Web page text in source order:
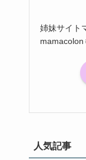
姉妹サイト
mamacolon
人気記事